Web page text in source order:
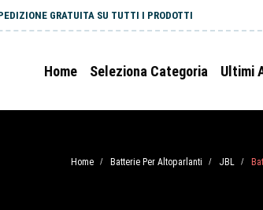
GRATUITA SU TUTTI I PRODOTTI
Home Seleziona Categoria Ultimi
Home / Batterie Per Altoparlanti / JBL /